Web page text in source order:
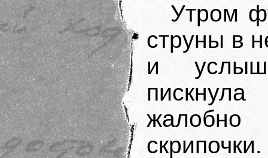
Утром
струны в
и